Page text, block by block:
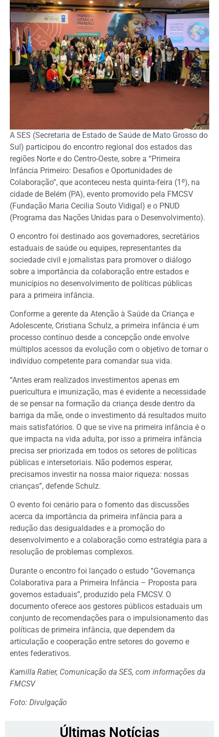
A SES (Secretaria de Estado de Saúde de Mato Grosso do
Sul) participou do encontro regional dos estados das
regiões Norte e do Centro-Oeste, sobre a “Primeira
Infância Primeiro: Desafios e Oportunidades de
Colaboração”, que aconteceu nesta quinta-feira (1º), na
cidade de Belém (PA), evento promovido pela FMCSV
(Fundação Maria Cecilia Souto Vidigal) e o PNUD
(Programa das Nações Unidas para o Desenvolvimento).
O encontro foi destinado aos governadores, secretários
estaduais de saúde ou equipes, representantes da
sociedade civil e jornalistas para promover o diálogo
sobre a importância da colaboração entre estados e
municípios no desenvolvimento de políticas públicas
para a primeira infância.
Conforme a gerente da Atenção à Saúde da Criança e
Adolescente, Cristiana Schulz, a primeira infância é um
processo contínuo desde a concepção onde envolve
múltiplos acessos da evolução com o objetivo de tornar o
indivíduo competente para comandar sua vida.
“Antes eram realizados investimentos apenas em
puericultura e imunização, mas é evidente a necessidade
de se pensar na formação da criança desde dentro da
barriga da mãe, onde o investimento dá resultados muito
mais satisfatórios. O que se vive na primeira infância é o
que impacta na vida adulta, por isso a primeira infância
precisa ser priorizada em todos os setores de políticas
públicas e intersetoriais. Não podemos esperar,
precisamos investir na nossa maior riqueza: nossas
crianças”, defende Schulz.
O evento foi cenário para o fomento das discussões
acerca da importância da primeira infância para a
redução das desigualdades e a promoção do
desenvolvimento e a colaboração como estratégia para a
resolução de problemas complexos.
Durante o encontro foi lançado o estudo “Governança
Colaborativa para a Primeira Infância – Proposta para
governos estaduais”, produzido pela FMCSV. O
documento oferece aos gestores públicos estaduais um
conjunto de recomendações para o impulsionamento das
políticas de primeira infância, que dependem da
articulação e cooperação entre setores do governo e
entes federativos.
Kamilla Ratier, Comunicação da SES, com informações da
FMCSV
Foto: Divulgação
Últimas Notícias